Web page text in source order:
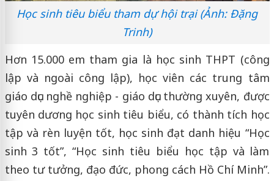
Học sinh tiêu biểu tham dự hội trại (Ảnh: Đặng
Trinh)
Hơn 15.000 em tham gia là học sinh THPT (công
lập và ngoài công lập), học viên các trung tâm
giáo dục nghề nghiệp - giáo dục thường xuyên, được
tuyên dương học sinh tiêu biểu, có thành tích học
tập và rèn luyện tốt, học sinh đạt danh hiệu “Học
sinh 3 tốt”, “Học sinh tiêu biểu học tập và làm
theo tư tưởng, đạo đức, phong cách Hồ Chí Minh”.